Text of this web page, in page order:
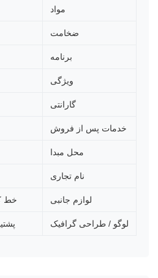
مواد
ضخامت
برنامه
ویژگی
گارانتی
خدمات پس از فروش
محل مبدا
نام تجاری
لوازم جانبی خط
لوگو / طراحی گرافیک